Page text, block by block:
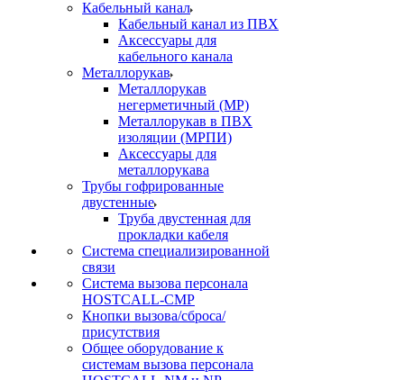
Кабельный канал
Кабельный канал из ПВХ
Аксессуары для
кабельного канала
Металлорукав
Металлорукав
негерметичный (МР)
Металлорукав в ПВХ
изоляции (МРПИ)
Аксессуары для
металлорукава
Трубы гофрированные
двустенные
Труба двустенная для
прокладки кабеля
Система специализированной
связи
Cистема вызова персонала
HOSTCALL-CMP
Кнопки вызова/сброса/
присутствия
Общее оборудование к
системам вызова персонала